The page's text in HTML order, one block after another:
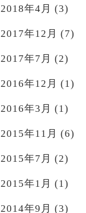
2018年4月 (3)
2017年12月 (7)
2017年7月 (2)
2016年12月 (1)
2016年3月 (1)
2015年11月 (6)
2015年7月 (2)
2015年1月 (1)
2014年9月 (3)